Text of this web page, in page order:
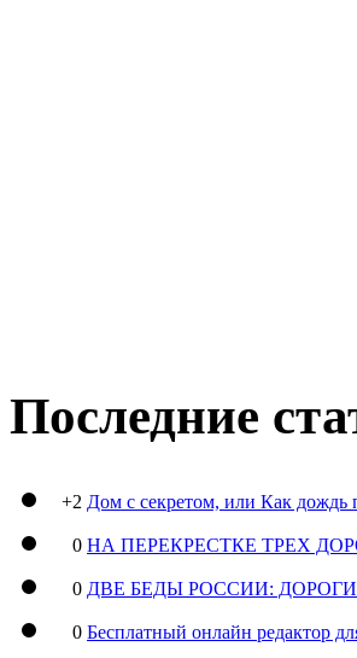
Последние
+2 Дом с секретом, или Как дождь
0 НА ПЕРЕКРЕСТКЕ ТРЕХ
0 ДВЕ БЕДЫ РОССИИ:
0 Бесплатный онлайн редактор